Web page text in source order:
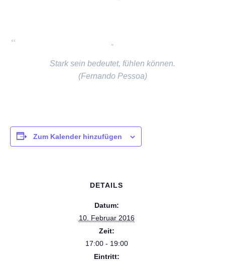
Stark sein bedeutet, fühlen können.
(Fernando Pessoa)
Zum Kalender hinzufügen
DETAILS
Datum:
10. Februar 2016
Zeit:
17:00 - 19:00
Eintritt: